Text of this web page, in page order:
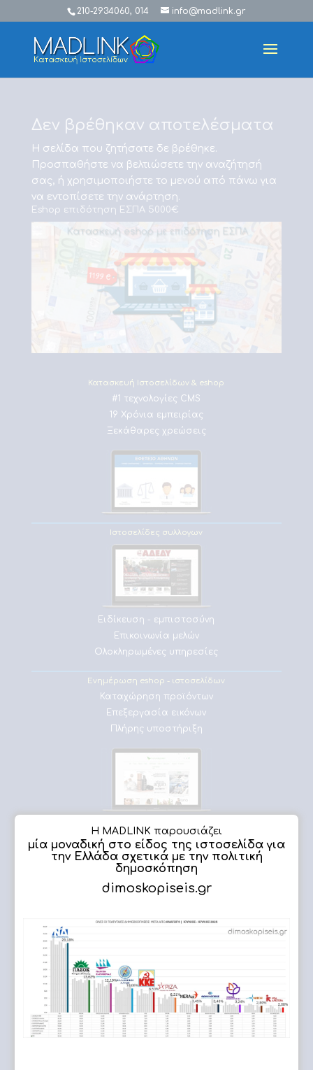
210-2934060, 014 info@madlink.gr
Δεν βρέθηκαν αποτελέσματα
Η σελίδα που ζητήσατε δε βρέθηκε.
Προσπαθήστε να βελτιώσετε την αναζήτησή
σας, ή χρησιμοποιήστε το μενού από πάνω για
να εντοπίσετε την ανάρτηση.
Eshop επιδότηση ΕΣΠΑ 5000€
Κατασκευή Ιστοσελίδων & eshop
#1 τεχνολογίες CMS
19 Χρόνια εμπειρίας
Ξεκάθαρες χρεώσεις
Ιστοσελίδες συλλογων
Ειδίκευση - εμπιστοσύνη
Επικοινωνία μελών
Ολοκληρωμένες υπηρεσίες
Ενημέρωση eshop - ιστοσελίδων
Καταχώρηση προϊόντων
Επεξεργασία εικόνων
Πλήρης υποστήριξη
Εργασίες μας
Εφετείο Αθηνών
Η MADLINK παρουσιάζει
μία μοναδική στο είδος της ιστοσελίδα για
την Ελλάδα σχετικά με την πολιτική
δημοσκόπηση
dimoskopiseis.gr